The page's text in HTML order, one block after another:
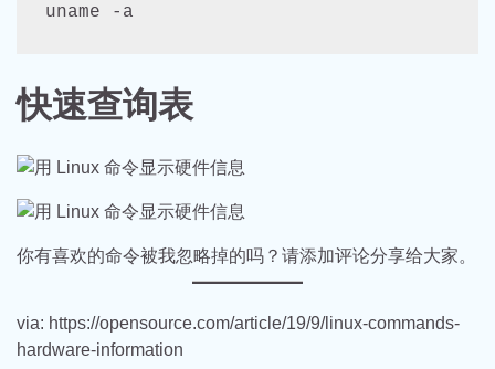
uname -a
快速查询表
你有喜欢的命令被我忽略掉的吗？请添加评论分享给大家。
via: https://opensource.com/article/19/9/linux-commands-
hardware-information